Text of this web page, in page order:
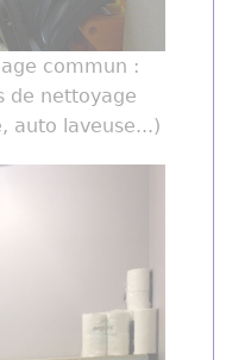
commun :
de nettoyage
auto laveuse...)